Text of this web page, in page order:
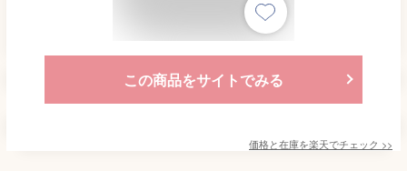
この商品をサイトでみる
価格と在庫を楽天でチェック >>